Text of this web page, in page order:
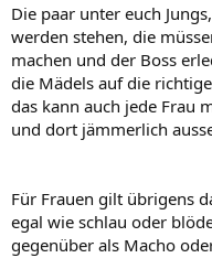
Die paar unter euch
werden stehen, die
machen und der Boss
die Mädels auf die
das kann auch jede Frau
und dort jämmerlich
Für Frauen gilt übrigens
egal wie schlau oder
gegenüber als Macho